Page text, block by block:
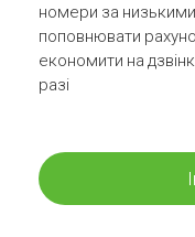
номери за
поповнювати
економити на
разі